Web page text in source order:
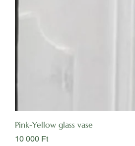
Pink-Yellow glass vase
Ár
10 000 Ft